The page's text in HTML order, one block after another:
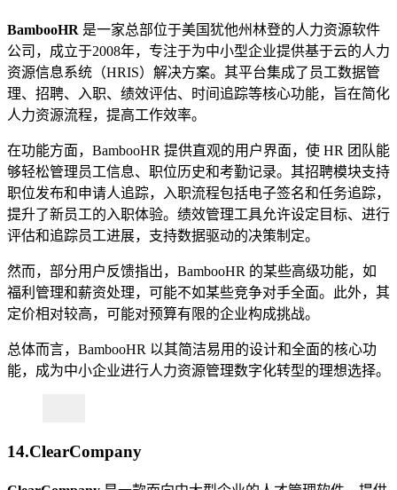
BambooHR 是一家总部位于美国犹他州林登的人力资源软件
公司，成立于2008年，专注于为中小型企业提供基于云的人力
资源信息系统（HRIS）解决方案。其平台集成了员工数据管
理、招聘、入职、绩效评估、时间追踪等核心功能，旨在简化
人力资源流程，提高工作效率。
在功能方面，BambooHR 提供直观的用户界面，使 HR 团队能
够轻松管理员工信息、职位历史和考勤记录。其招聘模块支持
职位发布和申请人追踪，入职流程包括电子签名和任务追踪，
提升了新员工的入职体验。绩效管理工具允许设定目标、进行
评估和追踪员工进展，支持数据驱动的决策制定。
然而，部分用户反馈指出，BambooHR 的某些高级功能，如
福利管理和薪资处理，可能不如某些竞争对手全面。此外，其
定价相对较高，可能对预算有限的企业构成挑战。
总体而言，BambooHR 以其简洁易用的设计和全面的核心功
能，成为中小企业进行人力资源管理数字化转型的理想选择。
14.ClearCompany